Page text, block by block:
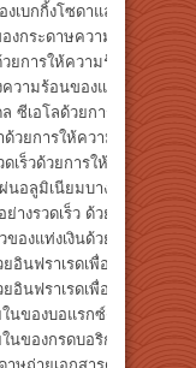
เบกกิ้งโซดาและการระเ
งกระดาษความร้อนโดยกา
การให้ความร้อนอินฟราเร
ความร้อนของแผ่นสเตนเล
ซีเอโลด้วยการให้ความร้อ
วยการให้ความร้อนอินฟรา
เร็วด้วยการให้ความร้อนแ
นอลูมิเนียมบาง ด้วยการใ
างรวดเร็ว ด้วยการให้ควา
ของแท่งเงินด้วยการให้ควา
อินฟราเรดเพื่อการหลอมล
อินฟราเรดเพื่อการหลอมล
ของบอแรกซ์ด้วยการให้ค
ของกรดบอริกด้วยการให้